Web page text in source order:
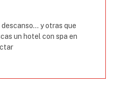
descanso… y otras que
un hotel con spa en